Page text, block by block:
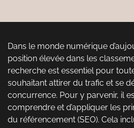
Dans le monde numérique
position élevée dans les
recherche est essentiel pour
souhaitant attirer du trafic et se
concurrence. Pour y parvenir, il
comprendre et d’appliquer les
du référencement (SEO). Cela